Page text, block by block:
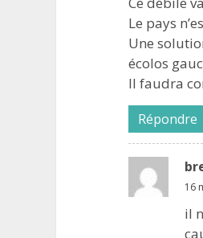
Le pays
Une
écolos
Il faudra
Répondre
16
il